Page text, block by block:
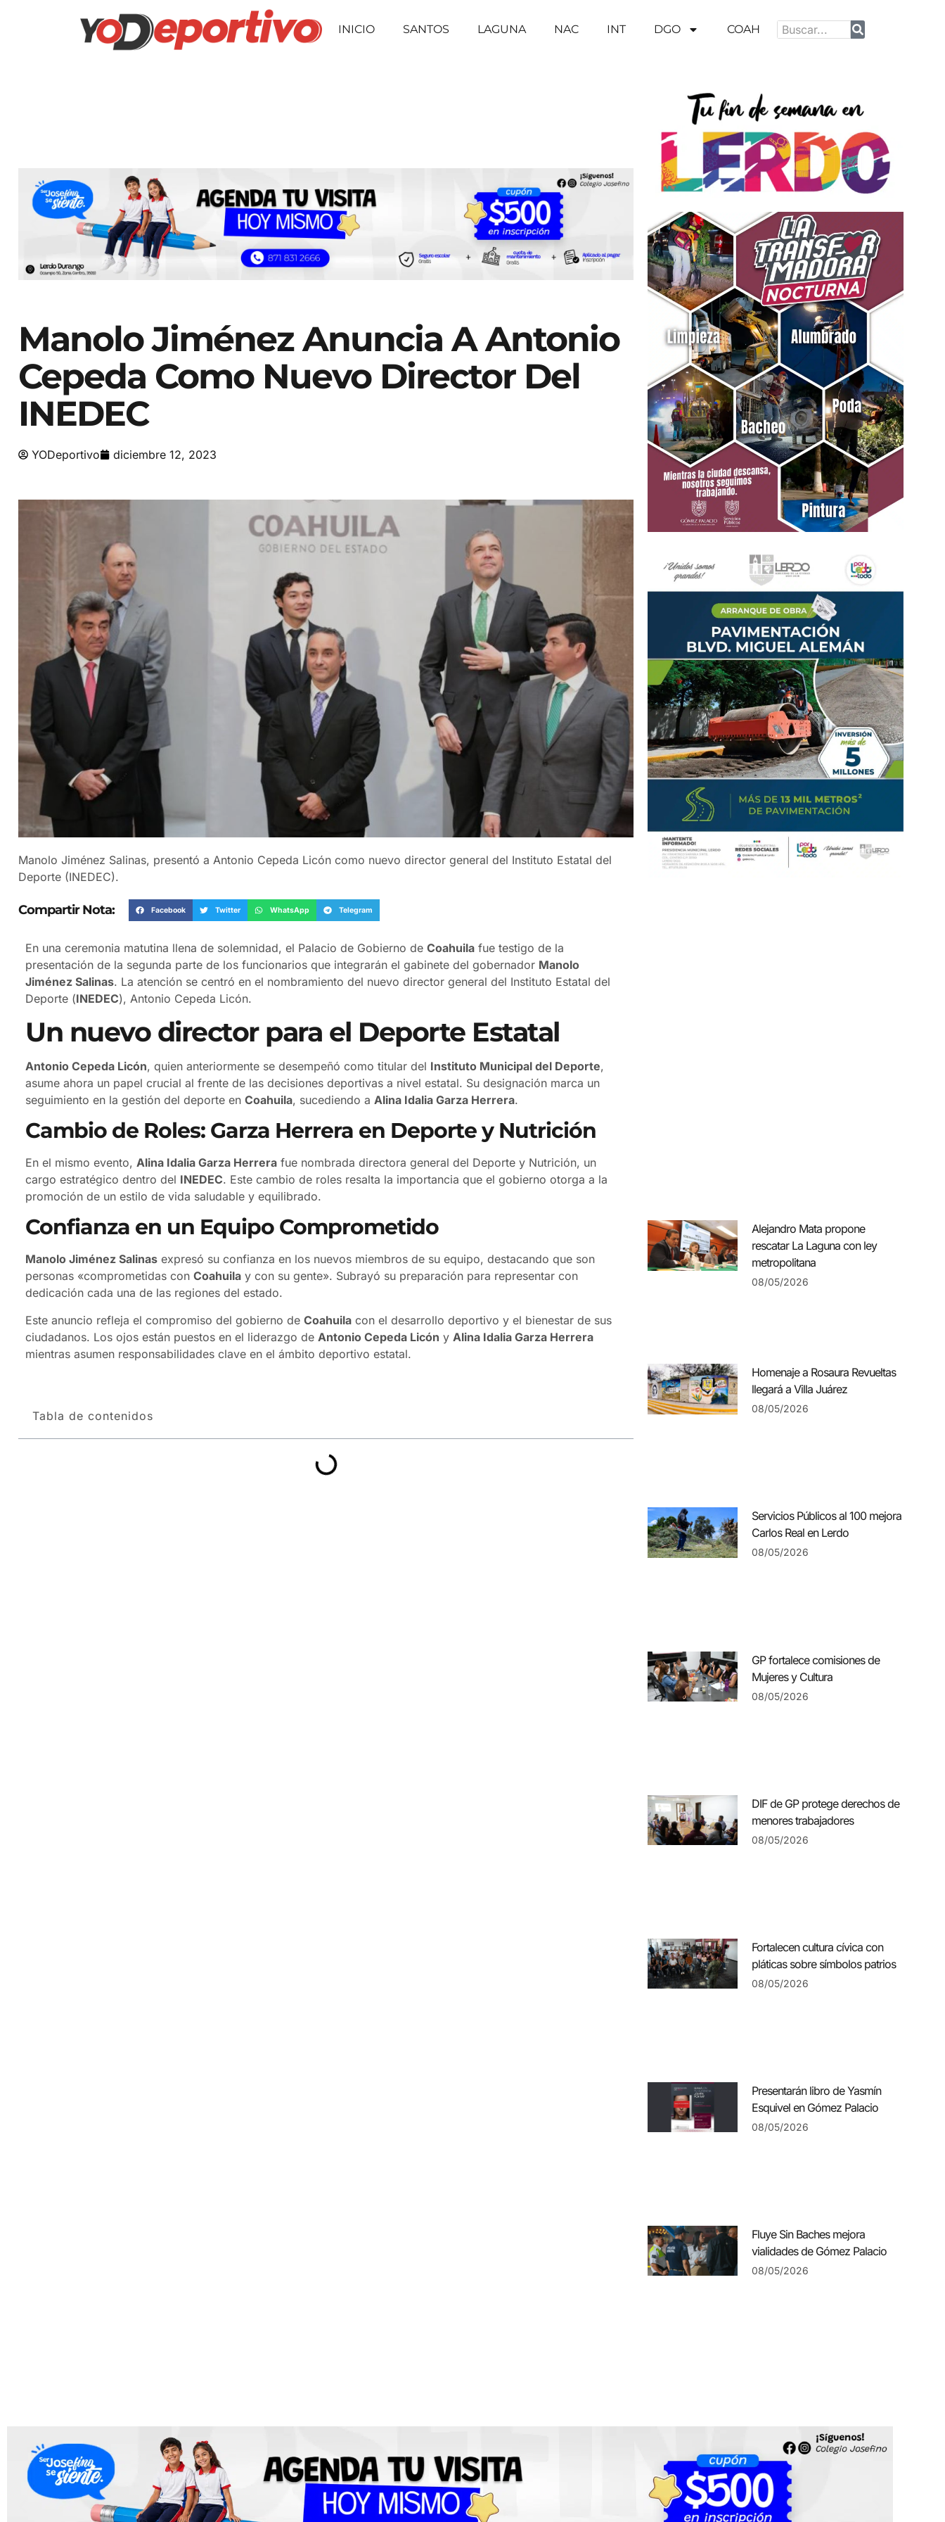
INICIO SANTOS LAGUNA NAC INT DGO COAH
Manolo Jiménez Anuncia A Antonio
Cepeda Como Nuevo Director Del
INEDEC
YODeportivo diciembre 12, 2023
Manolo Jiménez Salinas, presentó a Antonio Cepeda Licón como nuevo director general del Instituto Estatal del
Deporte (INEDEC).
Compartir Nota: Facebook Twitter WhatsApp Telegram
En una ceremonia matutina llena de solemnidad, el Palacio de Gobierno de Coahuila fue testigo de la
presentación de la segunda parte de los funcionarios que integrarán el gabinete del gobernador Manolo
Jiménez Salinas. La atención se centró en el nombramiento del nuevo director general del Instituto Estatal del
Deporte (INEDEC), Antonio Cepeda Licón.
Un nuevo director para el Deporte Estatal
Antonio Cepeda Licón, quien anteriormente se desempeñó como titular del Instituto Municipal del Deporte,
asume ahora un papel crucial al frente de las decisiones deportivas a nivel estatal. Su designación marca un
seguimiento en la gestión del deporte en Coahuila, sucediendo a Alina Idalia Garza Herrera.
Cambio de Roles: Garza Herrera en Deporte y Nutrición
En el mismo evento, Alina Idalia Garza Herrera fue nombrada directora general del Deporte y Nutrición, un
cargo estratégico dentro del INEDEC. Este cambio de roles resalta la importancia que el gobierno otorga a la
promoción de un estilo de vida saludable y equilibrado.
Confianza en un Equipo Comprometido
Manolo Jiménez Salinas expresó su confianza en los nuevos miembros de su equipo, destacando que son
personas «comprometidas con Coahuila y con su gente». Subrayó su preparación para representar con
dedicación cada una de las regiones del estado.
Este anuncio refleja el compromiso del gobierno de Coahuila con el desarrollo deportivo y el bienestar de sus
ciudadanos. Los ojos están puestos en el liderazgo de Antonio Cepeda Licón y Alina Idalia Garza Herrera
mientras asumen responsabilidades clave en el ámbito deportivo estatal.
Tabla de contenidos
Alejandro Mata propone
rescatar La Laguna con ley
metropolitana
08/05/2026
Homenaje a Rosaura Revueltas
llegará a Villa Juárez
08/05/2026
Servicios Públicos al 100 mejora
Carlos Real en Lerdo
08/05/2026
GP fortalece comisiones de
Mujeres y Cultura
08/05/2026
DIF de GP protege derechos de
menores trabajadores
08/05/2026
Fortalecen cultura cívica con
pláticas sobre símbolos patrios
08/05/2026
Presentarán libro de Yasmín
Esquivel en Gómez Palacio
08/05/2026
Fluye Sin Baches mejora
vialidades de Gómez Palacio
08/05/2026